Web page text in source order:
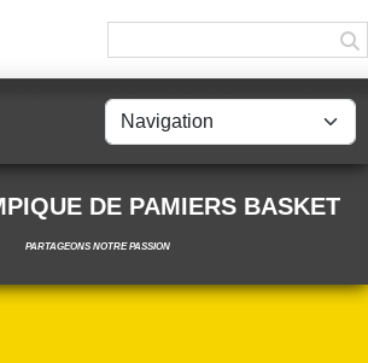
DE PAMIERS BASKET
PARTAGEONS NOTRE PASSION
cookies